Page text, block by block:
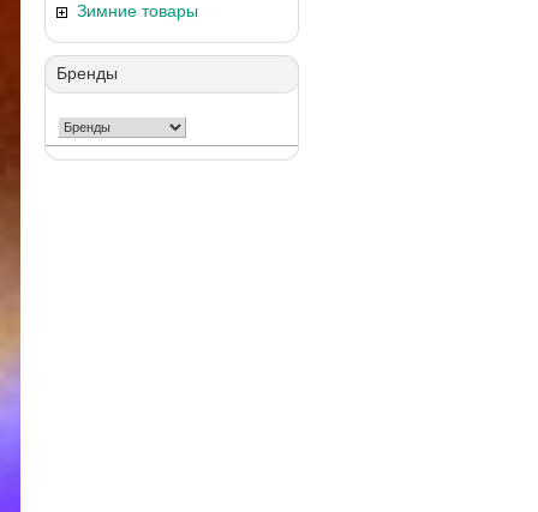
Зимние товары
Бренды